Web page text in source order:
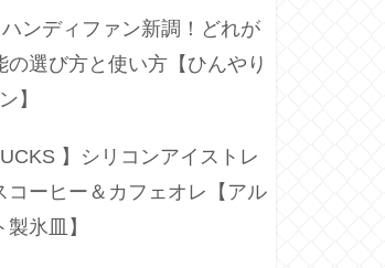
ハンディファン新調！どれが
の選び方と使い方【ひんやり
】
】シリコンアイストレ
コーヒー＆カフェオレ【アル
氷皿】